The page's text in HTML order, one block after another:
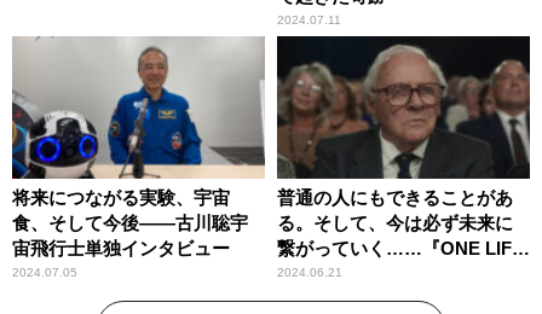
2024.07.11
将来につながる実験、宇宙
食、そして今後――古川聡宇
宙飛行士単独インタビュー
2024.07.05
普通の人にもできることがあ
る。そして、今は必ず未来に
繋がっていく……『ONE LIFE
奇跡が繋いだ6000の命』
2024.06.21